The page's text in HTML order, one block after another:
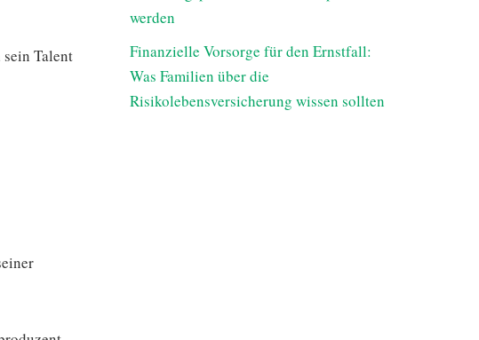
Talent
werden
Finanzielle Vorsorge für den Ernstfall:
Was Familien über die
Risikolebensversicherung wissen sollten